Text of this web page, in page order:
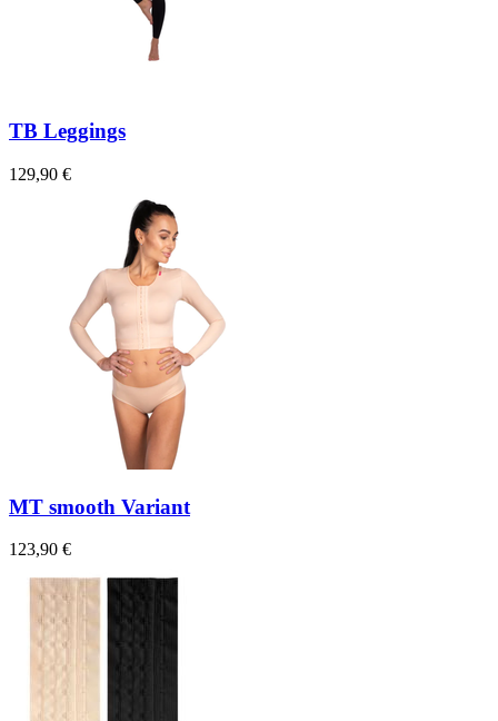
TB Leggings
129,90 €
MT smooth Variant
123,90 €